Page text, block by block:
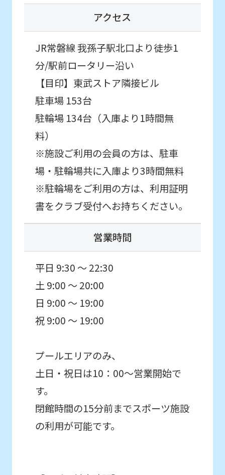
アクセス
JR常磐線 我孫子駅北口より徒歩1
分/駅前ロータリー沿い
【目印】東武ストア隣接ビル
駐車場 153台
駐輪場 134台（入庫より1時間無
料）
※施設ご利用の会員の方は、駐車
場・駐輪場共に入庫より3時間無料
※駐輪場をご利用の方は、利用証明
書をクラブ受付へお持ちください。
営業時間
平日 9:30 ～ 22:30
土 9:00 ～ 20:00
日 9:00 ～ 19:00
祝 9:00 ～ 19:00
プールエリアのみ、
土日・祝日は10：00～営業開始で
す。
閉館時間の15分前までスポーツ施設
の利用が可能です。
not
be
an
accurate
translation.
translation
may
from
the
original
content.
We
ask
that
you
the
service.
Automatic